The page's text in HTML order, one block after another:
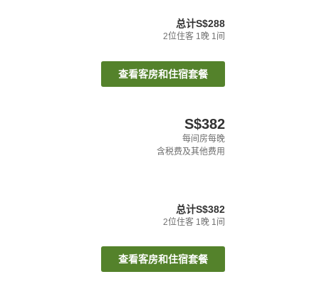
总计S$288
2位住客 1晚 1间
查看客房和住宿套餐
S$382
每间房每晚
含税费及其他费用
总计S$382
2位住客 1 晚 1 间
查看客房和住宿套餐